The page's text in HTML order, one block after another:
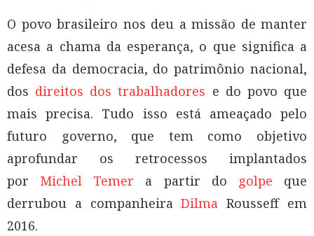
O povo brasileiro nos deu a missão de manter
acesa a chama da esperança, o que significa a
defesa da democracia, do patrimônio nacional,
dos direitos dos trabalhadores e do povo que
mais precisa. Tudo isso está ameaçado pelo
futuro governo, que tem como objetivo
aprofundar os retrocessos implantados
por Michel Temer a partir do golpe que
derrubou a companheiraDilma Rousseff em
2016.